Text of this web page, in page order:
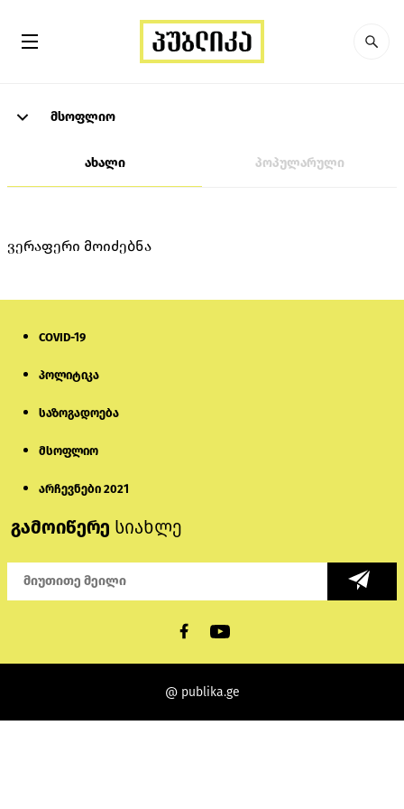
მსოფლიო
ახალი პოპულარული
ვერაფერი მოიძებნა
COVID-19
პოლიტიკა
საზოგადოება
მსოფლიო
არჩევნები 2021
გამოიწერე სიახლე
@ publika.ge